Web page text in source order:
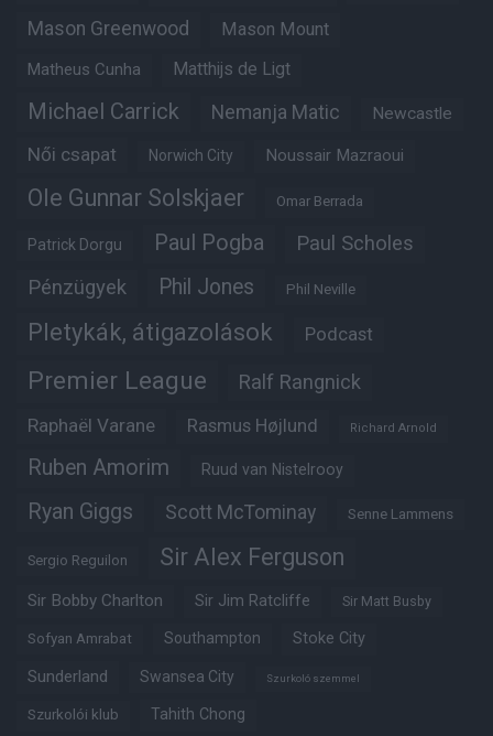
Mason Greenwood Mason Mount
Matheus Cunha Matthijs de Ligt
Michael Carrick Nemanja Matic Newcastle
Női csapat Norwich City Noussair Mazraoui
Ole Gunnar Solskjaer Omar Berrada
Patrick Dorgu Paul Pogba Paul Scholes
Pénzügyek Phil Jones Phil Neville
Pletykák, átigazolások Podcast
Premier League Ralf Rangnick
Raphaël Varane Rasmus Højlund Richard Arnold
Ruben Amorim Ruud van Nistelrooy
Ryan Giggs Scott McTominay Senne Lammens
Sergio Reguilon Sir Alex Ferguson
Sir Bobby Charlton Sir Jim Ratcliffe Sir Matt Busby
Sofyan Amrabat Southampton Stoke City
Sunderland Swansea City Szurkoló szemmel
Szurkolói klub Tahith Chong